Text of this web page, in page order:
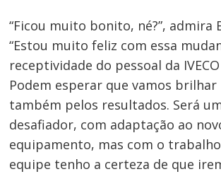
“Ficou muito bonito, né?”, admira
“Estou muito feliz com essa
receptividade do pessoal da IVECO
Podem esperar que vamos brilhar
também pelos resultados. Será
desafiador, com adaptação ao
equipamento, mas com o
equipe tenho a certeza de que
Navegação
de
Post